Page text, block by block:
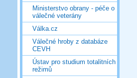
Ministerstvo obrany - péče o
válečné veterány
Válka.cz
Válečné hroby z databáze
CEVH
Ústav pro studium totalitních
režimů